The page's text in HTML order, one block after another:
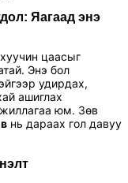
Яагаад энэ
цаасыг
Энэ бол
удирдах,
ашиглах
юм. Зөв
нь дараах гол давуу